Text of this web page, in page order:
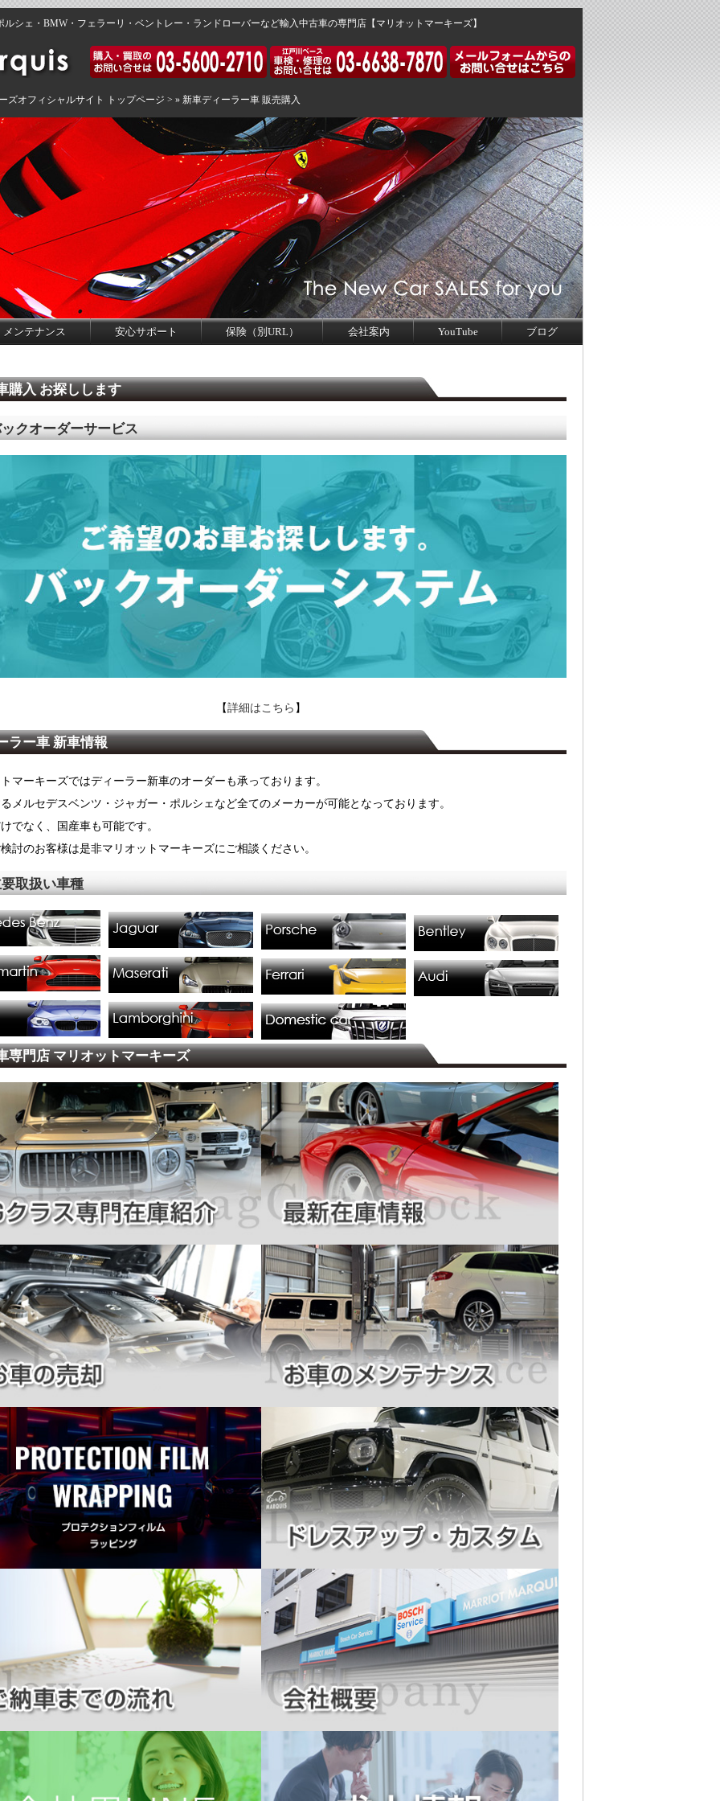
シェ・BMW・フェラーリ・ベントレー・ランドローバーなど輸入中古車の専門店【マリオットマーキーズ】
ズオフィシャルサイト トップページ > » 新車ディーラー車 販売購入
メンテナンス 安心サポート 保険（別URL） 会社案内 YouTube ブログ
購入 お探しします
クオーダーサービス
【詳細はこちら 】
ラー車 新車情報
マーキーズではディーラー新車のオーダーも承っております。
メルセデスベンツ・ジャガー・ポルシェなど全てのメーカーが可能となっております。
でなく、国産車も可能です。
討のお客様は是非マリオットマーキーズにご相談ください。
取扱い車種
専門店 マリオットマーキーズ